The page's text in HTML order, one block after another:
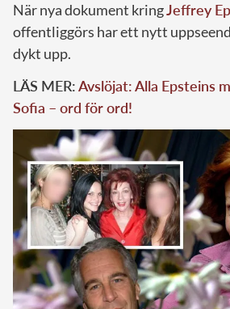
När nya dokument kringJeffrey
offentliggörs har ett nytt
dykt upp.
LÄS MER:Avslöjat: Alla Epsteins
Sofia – ord för ord!